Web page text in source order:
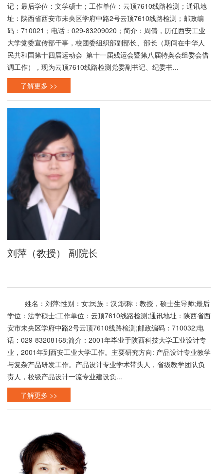
记；最后学位：文学硕士；工作单位：云顶7610线路检测；通讯地
址：陕西省西安市未央区学府中路2号云顶7610线路检测；邮政编
码：710021；电话：029-83209020；简介：周倩，历任西安工业
大学党委宣传部干事，校团委组织部副部长、部长（期间在中华人
民共和国第十四届运动会 第十一届残运会暨第八届特奥会组委会借
调工作），现为云顶7610线路检测党委副书记、纪委书...
了解更多 >>
刘萍（教授） 副院长
姓名：刘萍;性别：女;民族：汉;职称：教授，硕士生导师;最后
学位：法学硕士;工作单位：云顶7610线路检测;通讯地址：陕西省西
安市未央区学府中路2号云顶7610线路检测;邮政编码：710032;电
话：029-83208168;简介：2001年毕业于陕西科技大学工业设计专
业，2001年到西安工业大学工作。主要研究方向: 产品设计专业教学
与复杂产品研发工作。产品设计专业学术带头人，省级教学团队负
责人，校级产品设计一流专业建设负...
了解更多 >>